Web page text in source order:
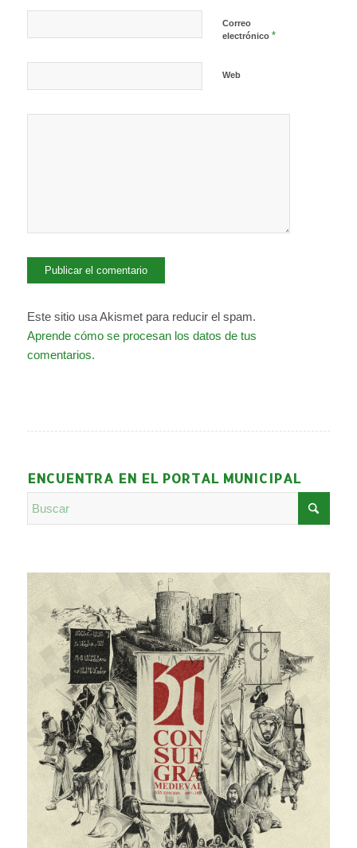
Correo
electrónico *
Web
Este sitio usa Akismet para reducir el spam.
Aprende cómo se procesan los datos de tus
comentarios.
ENCUENTRA EN EL PORTAL MUNICIPAL